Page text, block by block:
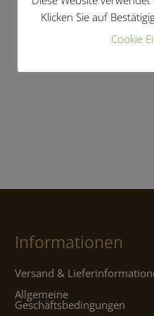
Informationen
Versand &
Allgemeine
Geschäftsbedingungen
Klicken Sie auf
Cookie